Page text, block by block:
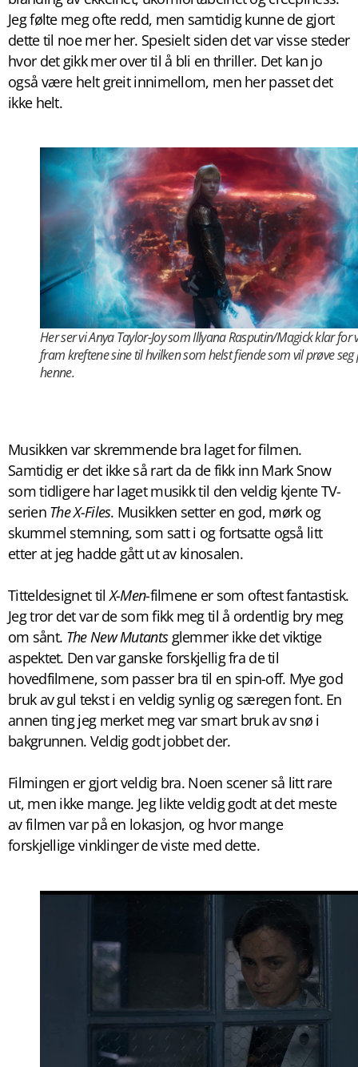
Jeg følte meg ofte redd, men samtidig kunne de gjort
dette til noe mer her. Spesielt siden det var visse steder
hvor det gikk mer over til å bli en thriller. Det kan jo
også være helt greit innimellom, men her passet det
ikke helt.
Her ser vi Anya Taylor-Joy som Illyana Rasputin/Magick klar for
fram kreftene sine til hvilken som helst fiende som vil prøve seg
henne.
Musikken var skremmende bra laget for filmen.
Samtidig er det ikke så rart da de fikk inn Mark Snow
som tidligere har laget musikk til den veldig kjente TV-
serien The X-Files. Musikken setter en god, mørk og
skummel stemning, som satt i og fortsatte også litt
etter at jeg hadde gått ut av kinosalen.
Titteldesignet tilX-Men-filmene er som oftest fantastisk.
Jeg tror det var de som fikk meg til å ordentlig bry meg
om sånt. The New Mutantsglemmer ikke det viktige
aspektet. Den var ganske forskjellig fra de til
hovedfilmene, som passer bra til en spin-off. Mye god
bruk av gul tekst i en veldig synlig og særegen font. En
annen ting jeg merket meg var smart bruk av snø i
bakgrunnen. Veldig godt jobbet der.
Filmingen er gjort veldig bra. Noen scener så litt rare
ut, men ikke mange. Jeg likte veldig godt at det meste
av filmen var på en lokasjon, og hvor mange
forskjellige vinklinger de viste med dette.